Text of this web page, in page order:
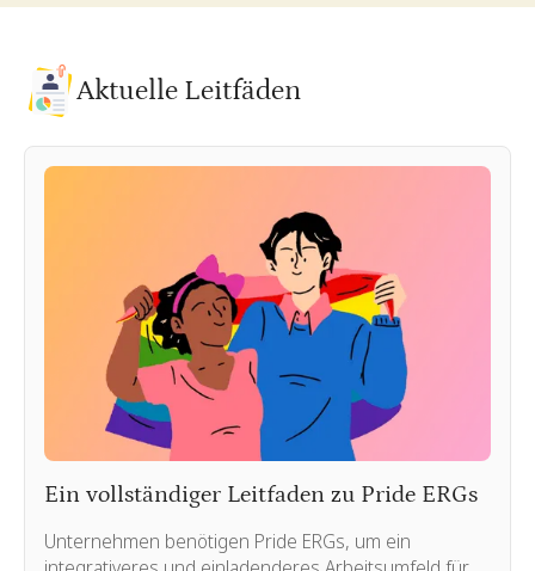
Aktuelle Leitfäden
Ein vollständiger Leitfaden zu Pride ERGs
Unternehmen benötigen Pride ERGs, um ein